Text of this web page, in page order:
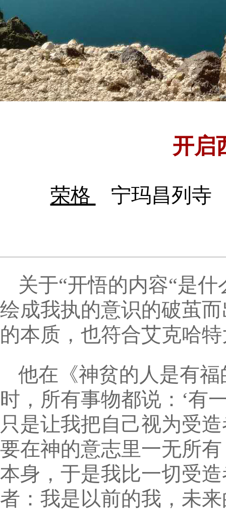
开启
荣格 宁玛昌列寺
关于“开悟的内容“是
绘成我执的意识的破茧
的本质，也符合艾克哈
他在《神贫的人是有
时，所有事物都说：‘有
只是让我把自己视为受
要在神的意志里一无所
本身，于是我比一切受
者：我是以前的我，未